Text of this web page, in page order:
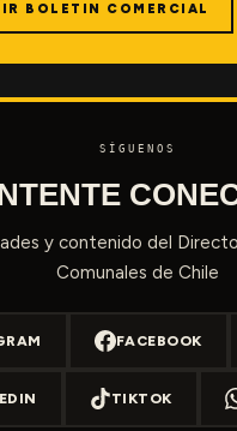
BOLETIN COMERCIAL
SÍGUENOS
y contenido del
Comunales de Chile
FACEBOOK
TIKTOK